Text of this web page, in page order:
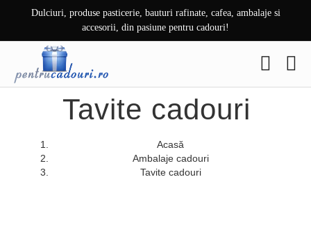
Dulciuri, produse pasticerie, bauturi rafinate, cafea, ambalaje si
accesorii, din pasiune pentru cadouri!
Tavite cadouri
Acasă
Ambalaje cadouri
Tavite cadouri